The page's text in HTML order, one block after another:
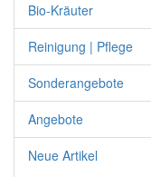
Bio-Kräuter
Reinigung | Pflege
Sonderangebote
Angebote
Neue Artikel